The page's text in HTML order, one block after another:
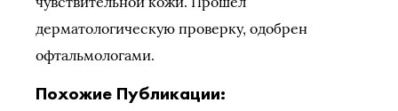
дерматологическую проверку, одобрен
офтальмологами.
Похожие Публикации: